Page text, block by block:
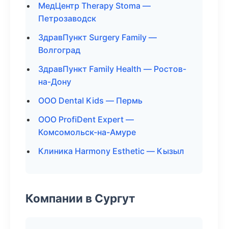
МедЦентр Therapy Stoma —
Петрозаводск
ЗдравПункт Surgery Family —
Волгоград
ЗдравПункт Family Health — Ростов-
на-Дону
ООО Dental Kids — Пермь
ООО ProfiDent Expert —
Комсомольск-на-Амуре
Клиника Harmony Esthetic — Кызыл
Компании в Сургут